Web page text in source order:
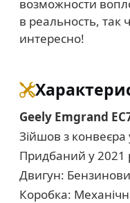
возможности
в реальность, так
интересно!
Geely Emgrand
Зійшов з конвеєра
Придбаний у 2021
Двигун:
Коробка: